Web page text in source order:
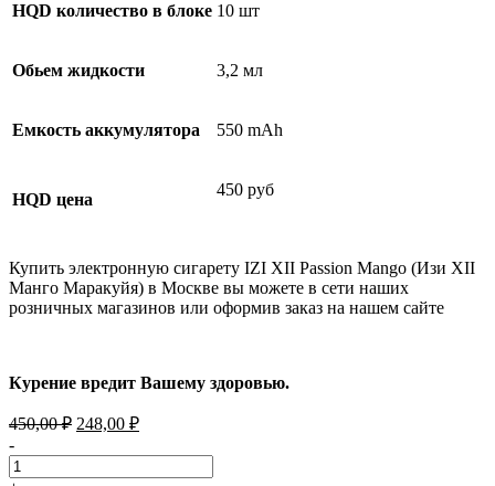
HQD количество в блоке 10 шт
Обьем жидкости 3,2 мл
Емкость аккумулятора 550 mAh
HQD цена
450 руб
Купить электронную сигарету IZI XII Passion Mango (Изи XII
Манго Маракуйя) в Москве вы можете в сети наших
розничных магазинов или оформив заказ на нашем сайте
Курение вредит Вашему здоровью.
450,00₽ Первоначальная
составляла
450,00 ₽.
248,00 ₽Текущая
248,00 ₽.
-